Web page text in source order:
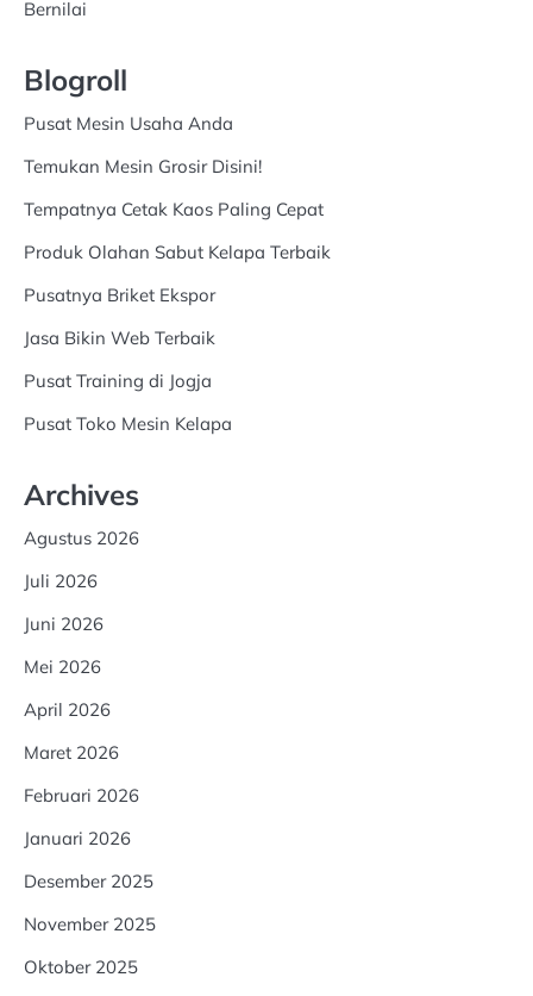
Bernilai
Blogroll
Pusat Mesin Usaha Anda
Temukan Mesin Grosir Disini!
Tempatnya Cetak Kaos Paling Cepat
Produk Olahan Sabut Kelapa Terbaik
Pusatnya Briket Ekspor
Jasa Bikin Web Terbaik
Pusat Training di Jogja
Pusat Toko Mesin Kelapa
Archives
Agustus 2026
Juli 2026
Juni 2026
Mei 2026
April 2026
Maret 2026
Februari 2026
Januari 2026
Desember 2025
November 2025
Oktober 2025